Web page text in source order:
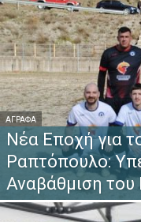
ΆΓΡΑΦΑ
Νέα Εποχή για
Ραπτόπουλο:
Αναβάθμιση του